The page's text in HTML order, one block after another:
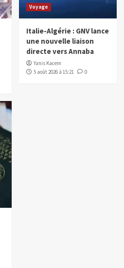
Voyage
Italie-Algérie : GNV lance
une nouvelle liaison
directe vers Annaba
Yanis Kacem
5 août 2026 à 15:21
0